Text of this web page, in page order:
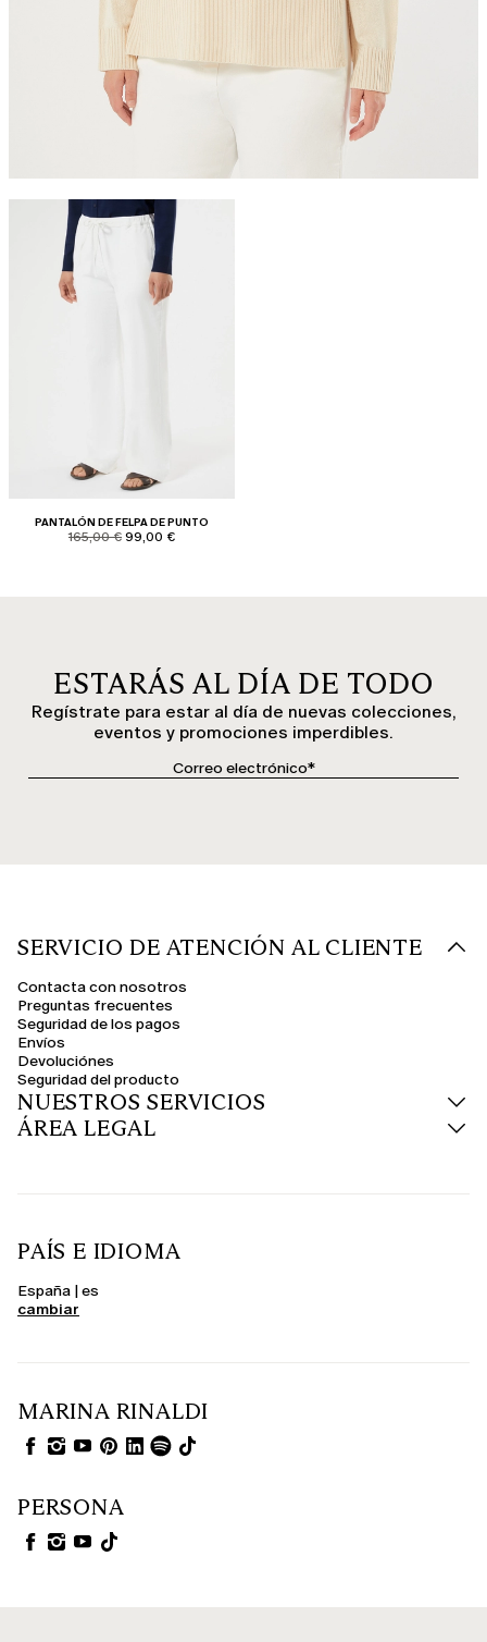
PANTALÓN DE FELPA DE PUNTO
product.price.original
165,00 € product.price.sale
99,00 €
ESTARÁS AL DÍA DE TODO
Regístrate para estar al día de nuevas colecciones,
eventos y promociones imperdibles.
SERVICIO DE ATENCIÓN AL CLIENTE
Contacta con nosotros
Preguntas frecuentes
Seguridad de los pagos
Envíos
Devoluciónes
Seguridad del producto
NUESTROS SERVICIOS
ÁREA LEGAL
PAÍS E IDIOMA
España | es
cambiar
MARINA RINALDI
PERSONA